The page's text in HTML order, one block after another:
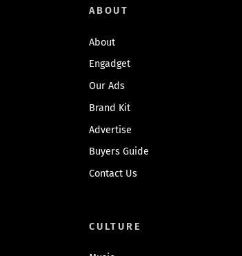
ABOUT
About
Engadget
Our Ads
Brand Kit
Advertise
Buyers Guide
Contact Us
CULTURE